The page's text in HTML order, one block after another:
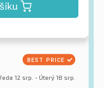
12 srp. - Úterý 18 srp.